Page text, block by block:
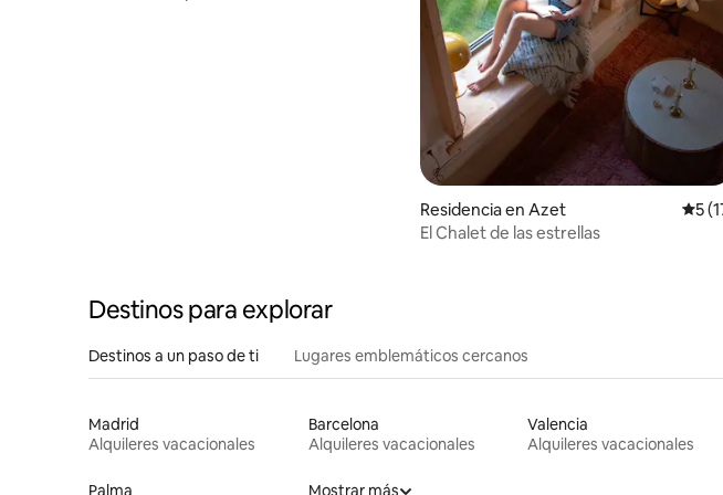
Residencia en Azet
5
El Chalet de las estrellas
Destinos para explorar
Destinos a un paso de ti Lugares emblemáticos cercanos
Madrid
Alquileres vacacionales
Barcelona
Alquileres vacacionales
Valencia
Alquileres vacacionales
Palma Mostrar más